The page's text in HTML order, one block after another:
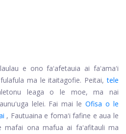
e ono faʻafetauia ai faʻamaʻi
ma le itaitagofie. Peitai, tele
leaga o le moe, ma nai
lelei. Fai mai le Ofisa o le
, Fautuaina e fomaʻi fafine e aua le
mafai ona mafua ai faʻafitauli ma